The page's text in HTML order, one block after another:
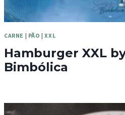
CARNE | PÃO |XXL
Hamburger XXL
Bimbólica